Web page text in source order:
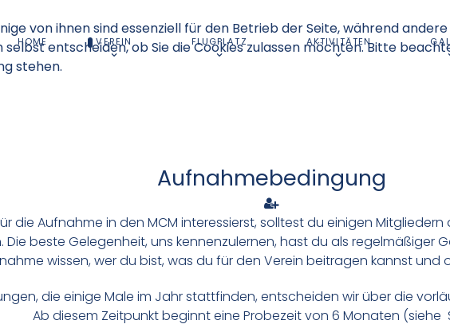
HOME VEREIN FLUGPLATZ AKTIVITÄTEN
Aufnahmebedingung
die Aufnahme in den MCM interessierst, solltest du einigen
Die beste Gelegenheit, uns kennenzulernen, hast du als regelmäßiger
wissen, wer du bist, was du für den Verein beitragen kannst und
die einige Male im Jahr stattfinden, entscheiden wir über die
Ab diesem Zeitpunkt beginnt eine Probezeit von 6 Monaten (siehe
von ihnen sind essenziell für den Betrieb der Seite, während
entscheiden, ob Sie die Cookies zulassen möchten. Bitte
stehen.